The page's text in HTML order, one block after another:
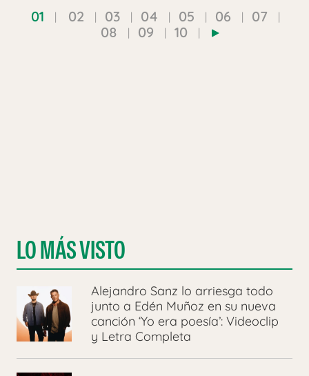
01 02 03 04 05 06
07
08
09 10
LO MÁS VISTO
Alejandro Sanz lo arriesga todo
junto a Edén Muñoz en su nueva
canción ‘Yo era poesía’: Videoclip
y Letra Completa